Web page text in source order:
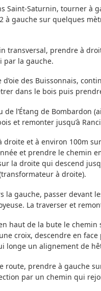
Saint-Saturnin, tourner à
à gauche sur quelques
transversal, prendre à
par la gauche.
d’oie des Buissonnais,
dans le bois puis
de l’Étang de Bombardon
et remonter jusqu’à
droite et à environ 100m
et prendre le chemin
la droite qui descend
à droite).
la gauche, passer devant
La traverser et
haut de la bute le chemin
croix, descendre en
longe un alignement de
route, prendre à gauche
par un chemin qui